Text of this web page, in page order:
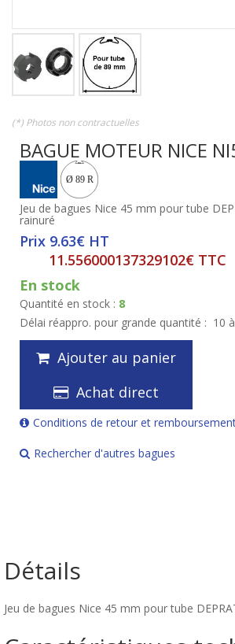
(*) Photos non contractuelles
BAGUE MOTEUR NICE
Jeu de bagues Nice 45 mm pour tube
rainuré
Prix 9.63€ HT
11.556000137329102€ TTC
En stock
Quantité en stock : 8
Délai réappro. pour grande quantité : 10
Ajouter au panier
Achat direct
Conditions de retour et
Rechercher d'autres bagues
Détails
Jeu de bagues Nice 45 mm pour tube